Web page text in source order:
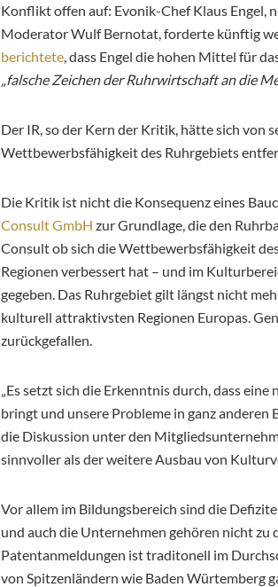
Konflikt offen auf: Evonik-Chef Klaus Engel,
Moderator Wulf Bernotat, forderte künftig
berichtete , dass Engel die hohen Mittel für
„falsche Zeichen der Ruhrwirtschaft an die
Der IR, so der Kern der Kritik, hätte sich von
Wettbewerbsfähigkeit des Ruhrgebiets
Die Kritik ist nicht die Konsequenz eines
Consult GmbH zur Grundlage, die den
Consult ob sich die Wettbewerbsfähigkeit
Regionen verbessert hat – und im
gegeben. Das Ruhrgebiet gilt längst nicht
kulturell attraktivsten Regionen Europas.
zurückgefallen.
„Es setzt sich die Erkenntnis durch, dass
bringt und unsere Probleme in ganz anderen
die Diskussion unter den
sinnvoller als der weitere Ausbau von
Vor allem im Bildungsbereich sind die
und auch die Unternehmen gehören nicht
Patentanmeldungen ist traditonell im
von Spitzenländern wie Baden Würtemberg